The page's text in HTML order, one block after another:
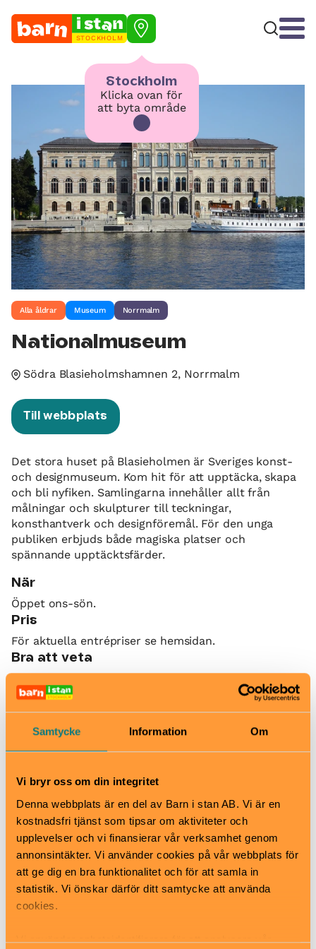
Samtycke Information Om
Vi bryr oss om din integritet
Denna webbplats är en del av Barn i stan AB. Vi är en
kostnadsfri tjänst som tipsar om aktiviteter och
upplevelser och vi finansierar vår verksamhet genom
annonsintäkter. Vi använder cookies på vår webbplats för
att ge dig en bra funktionalitet och för att samla in
statistik. Vi önskar därför ditt samtycke att använda
cookies.
Vi använder enhetsidentifierare för att analysera vår
STOCKHOLM
Stockholm
Klicka ovan för
att byta område
Alla åldrar Museum Norrmalm
Nationalmuseum
Södra Blasieholmshamnen 2, Norrmalm
Till webbplats
Det stora huset på Blasieholmen är Sveriges konst-
och designmuseum. Kom hit för att upptäcka, skapa
och bli nyfiken. Samlingarna innehåller allt från
målningar och skulpturer till teckningar,
konsthantverk och designföremål. För den unga
publiken erbjuds både magiska platser och
spännande upptäcktsfärder.
När
Öppet ons-sön.
Pris
För aktuella entrépriser se hemsidan.
Bra att veta
Okej med matsäck
Hiss och ramper
Kafé
Restaurang
Skötbord
T-banestation Kungsträdgården. Buss 65 stannar
torg, Kungsträdgården
Södra Blasieholmshamnen 2, Norrmalm
www.nationalmuseum.se
info@nationalmuseum.se
08-519 543 00